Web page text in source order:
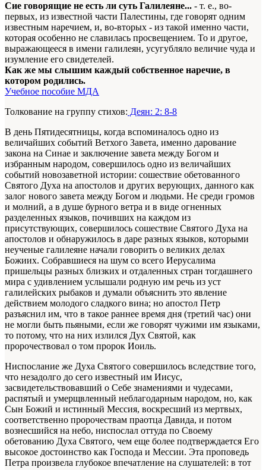
Сие говорящие не есть ли суть Галилеяне... - т. е., во-
первых, из известной части Палестины, где говорят одним
известным наречием, и, во-вторых - из такой именно части,
которая особенно не славилась просвещением. То и другое,
выражающееся в имени галилеян, усугубляло величие чуда и
изумление его свидетелей.
Как же мы слышим каждый собственное наречие, в
котором родились.
Учебное пособие МДА
Толкование на группу стихов: Деян: 2: 8-8
В день Пятидесятницы, когда вспоминалось одно из
величайших событий Ветхого Завета, именно дарование
закона на Синае и заключение завета между Богом и
избранным народом, совершилось одно из величайших
событий новозаветной истории: сошествие обетованного
Святого Духа на апостолов и других верующих, данного как
залог нового завета между Богом и людьми. Не среди громов
и молний, а в душе бурного ветра и в виде огненных
разделенных языков, почивших на каждом из
присутствующих, совершилось сошествие Святого Духа на
апостолов и обнаружилось в даре разных языков, которыми
неученые галилеяне начали говорить о великих делах
Божиих. Собравшиеся на шум со всего Иерусалима
пришельцы разных близких и отдаленных стран тогдашнего
мира с удивлением услышали родную им речь из уст
галилейских рыбаков и думали объяснить это явление
действием молодого сладкого вина; но апостол Петр
разъяснил им, что в такое раннее время дня (третий час) они
не могли быть пьяными, если же говорят чужими им языками,
то потому, что на них излился Дух Святой, как
пророчествовал о том пророк Иоиль.
Ниспослание же Духа Святого совершилось вследствие того,
что незадолго до сего известный им Иисус,
засвидетельствовавший о Себе знамениями и чудесами,
распятый и умерщвленный неблагодарным народом, но, как
Сын Божий и истинный Мессия, воскресший из мертвых,
соответственно пророчествам праотца Давида, и потом
вознесшийся на небо, ниспослал оттуда по Своему
обетованию Духа Святого, чем еще более подтверждается Его
высокое достоинство как Господа и Мессии. Эта проповедь
Петра произвела глубокое впечатление на слушателей: в тот